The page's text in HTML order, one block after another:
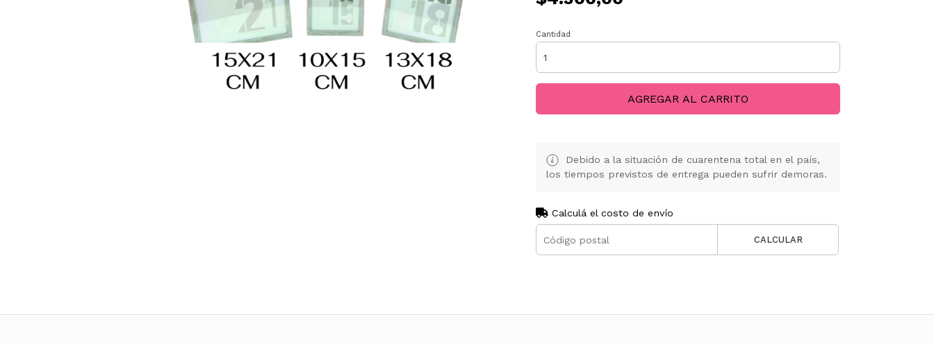
Cantidad
AGREGAR AL CARRITO
Debido a la situación de cuarentena total en el país,
los tiempos previstos de entrega pueden sufrir demoras.
Calculá el costo de envío
CALCULAR